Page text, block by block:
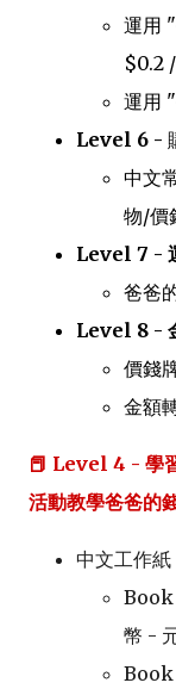
運用
$0.2
運用
Level 6 -
中文
物/價
Level 7 -
爸爸
Level 8 -
價錢
金額
📕 Level 4 - 學
活動教學爸爸的
中文工作紙
Book
幣 -
Book